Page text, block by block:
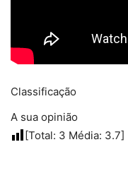
Classificação
A sua opinião
[Total: 3 Média: 3.7]